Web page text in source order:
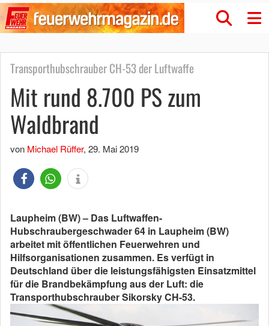
Transporthubschrauber CH-53 der Luftwaffe
Mit rund 8.700 PS zum
Waldbrand
von Michael Rüffer, 29. Mai 2019
Laupheim (BW) – Das Luftwaffen-
Hubschraubergeschwader 64 in Laupheim (BW)
arbeitet mit öffentlichen Feuerwehren und
Hilfsorganisationen zusammen. Es verfügt in
Deutschland über die leistungsfähigsten Einsatzmittel
für die Brandbekämpfung aus der Luft: die
Transporthubschrauber Sikorsky CH-53.